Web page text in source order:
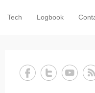
Tech Logbook